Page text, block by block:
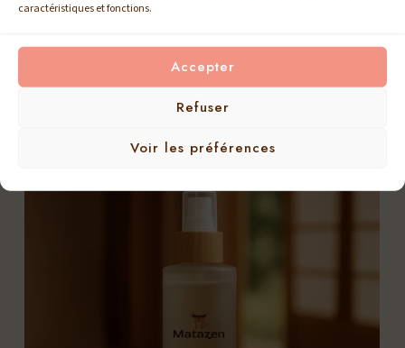
caractéristiques et fonctions.
Accepter
Refuser
Voir les préférences
Explorez nos autres soins
naturels